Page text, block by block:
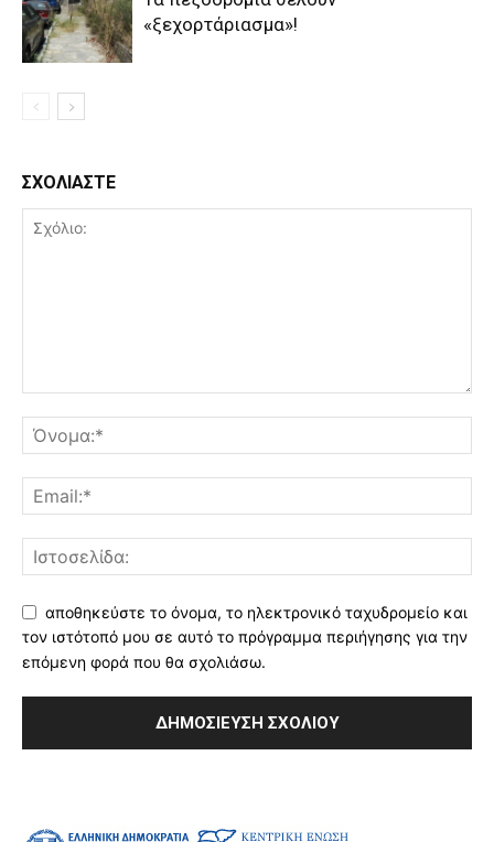
«ξεχορτάριασμα»!
ΣΧΟΛΙΑΣΤΕ
αποθηκεύστε το όνομα, το ηλεκτρονικό ταχυδρομείο και
τον ιστότοπό μου σε αυτό το πρόγραμμα περιήγησης για την
επόμενη φορά που θα σχολιάσω.